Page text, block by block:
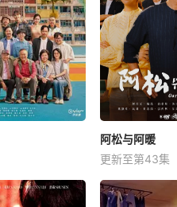
阿松与阿暖
更新至第43集